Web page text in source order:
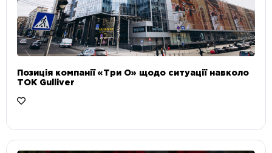
Позиція компанії «Три О» щодо ситуації навколо
ТОК Gulliver